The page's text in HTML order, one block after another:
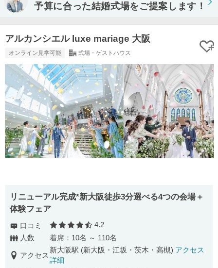
予算に合った結婚式場をご提案します！
アルカンシエル luxe mariage 大阪
オンライン見学可能 式場・ゲストハウス
リニューアル完成*新大阪徒歩3分選べる4つの会場＋
体験フェア
口コミ 口コミ評価
4.2
人数
着席：10名 ～ 110名
アクセス
新大阪駅 (新大阪・江坂・茨木・高槻) アクセス
詳細